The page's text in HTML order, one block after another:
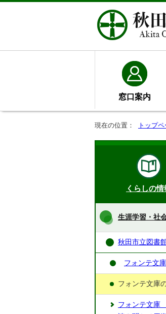
窓口案内
現在の位置： トップ
くらしの情
生涯学習・社
秋田市立図書
フォンテ文庫
フォンテ文庫
フォンテ文庫